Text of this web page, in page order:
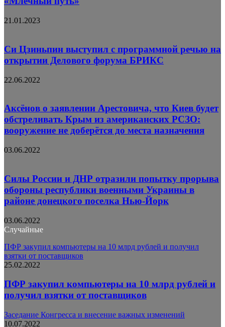
21.01.2023
Си Цзиньпин выступил с программной речью на
открытии Делового форума БРИКС
22.06.2022
Аксёнов о заявлении Арестовича, что Киев будет
обстреливать Крым из американских РСЗО:
вооружение не доберётся до места назначения
03.06.2022
Силы России и ДНР отразили попытку прорыва
обороны республики военными Украины в
районе донецкого поселка Нью-Йорк
03.06.2022
Случайные
ПФР закупил компьютеры на 10 млрд рублей и получил
взятки от поставщиков
25.02.2022
ПФР закупил компьютеры на 10 млрд рублей и
получил взятки от поставщиков
Заседание Конгресса и внесение важных изменений
10.07.2022